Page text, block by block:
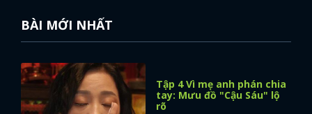
BÀI MỚI NHẤT
Tập 4 Vì mẹ anh phán chia
tay: Mưu đồ "Cậu Sáu" lộ
rõ